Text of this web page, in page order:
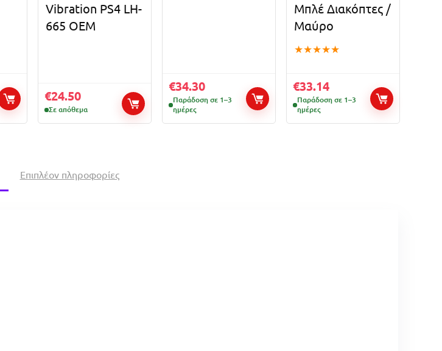
Vibration PS4 LH-
665 OEM
€24.50
Σε απόθεμα
€34.30
Παράδοση σε 1–3
ημέρες
Μπλέ Διακόπτες /
Μαύρο
★★★★★
€33.14
Παράδοση σε 1–3
ημέρες
Επιπλέον πληροφορίες